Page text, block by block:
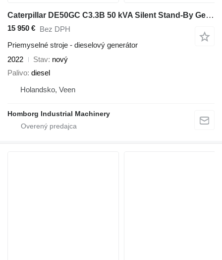
Caterpillar DE50GC C3.3B 50 kVA Silent Stand-By Generatorset CAT New !
15 950 € Bez DPH
Priemyselné stroje - dieselový generátor
2022
Stav nový
Palivo diesel
Holandsko, Veen
Homborg Industrial Machinery